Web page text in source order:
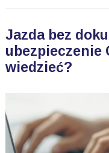
Jazda bez
ubezpieczenie
wiedzieć?